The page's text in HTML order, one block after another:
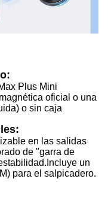
Plus Mini
oficial o una
o sin caja
en las salidas
de "garra de
Incluye un
para el salpicadero.